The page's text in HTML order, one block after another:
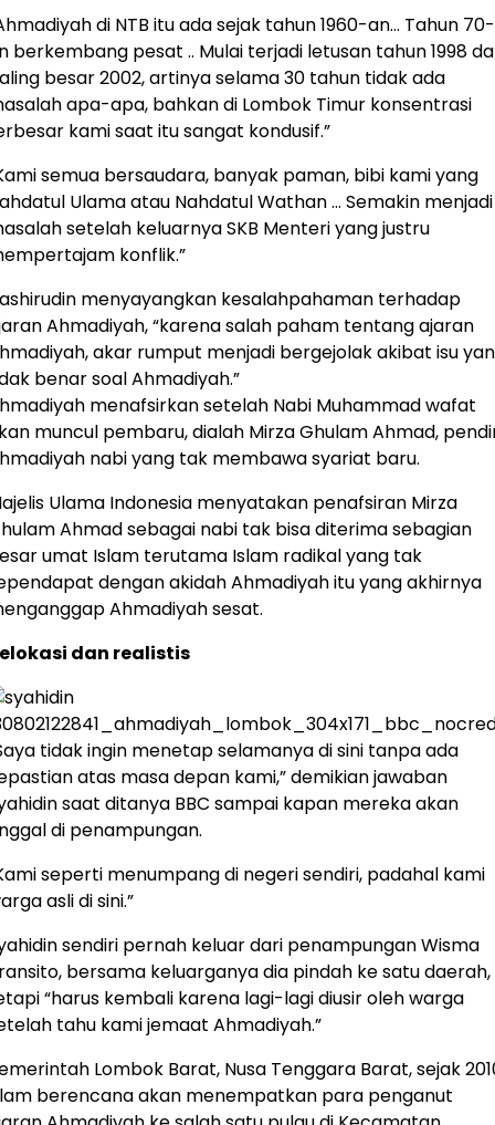
di NTB itu ada sejak tahun 1960-an… Tahun 70-
berkembang pesat .. Mulai terjadi letusan tahun 1998
besar 2002, artinya selama 30 tahun tidak ada
apa-apa, bahkan di Lombok Timur konsentrasi
kami saat itu sangat kondusif.”
semua bersaudara, banyak paman, bibi kami yang
Ulama atau Nahdatul Wathan … Semakin menjadi
setelah keluarnya SKB Menteri yang justru
konflik.”
menyayangkan kesalahpahaman terhadap
Ahmadiyah, “karena salah paham tentang ajaran
akar rumput menjadi bergejolak akibat isu
benar soal Ahmadiyah.”
menafsirkan setelah Nabi Muhammad wafat
muncul pembaru, dialah Mirza Ghulam Ahmad,
nabi yang tak membawa syariat baru.
Ulama Indonesia menyatakan penafsiran Mirza
Ahmad sebagai nabi tak bisa diterima sebagian
umat Islam terutama Islam radikal yang tak
dengan akidah Ahmadiyah itu yang akhirnya
Ahmadiyah sesat.
dan realistis
tidak ingin menetap selamanya di sini tanpa ada
atas masa depan kami,” demikian jawaban
saat ditanya BBC sampai kapan mereka akan
di penampungan.
seperti menumpang di negeri sendiri, padahal kami
asli di sini.”
sendiri pernah keluar dari penampungan Wisma
bersama keluarganya dia pindah ke satu daerah,
“harus kembali karena lagi-lagi diusir oleh warga
tahu kami jemaat Ahmadiyah.”
Lombok Barat, Nusa Tenggara Barat, sejak
berencana akan menempatkan para penganut